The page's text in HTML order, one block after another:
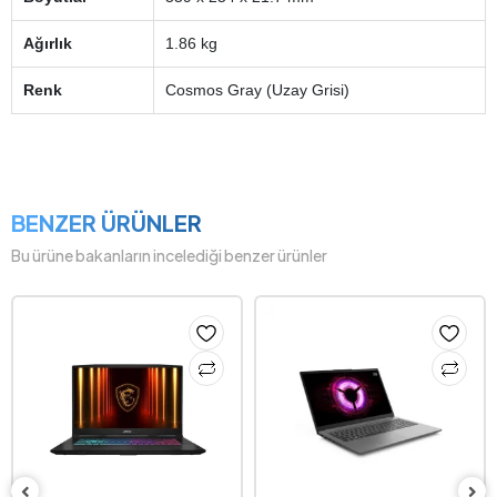
Ağırlık 1.86 kg
Renk Cosmos Gray (Uzay Grisi)
BENZER ÜRÜNLER
Bu ürüne bakanların incelediği benzer ürünler